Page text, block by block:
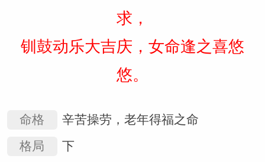
求，
钏鼓动乐大吉庆，女命逢之喜悠
悠。
命格
辛苦操劳，老年得福之命
格局
下